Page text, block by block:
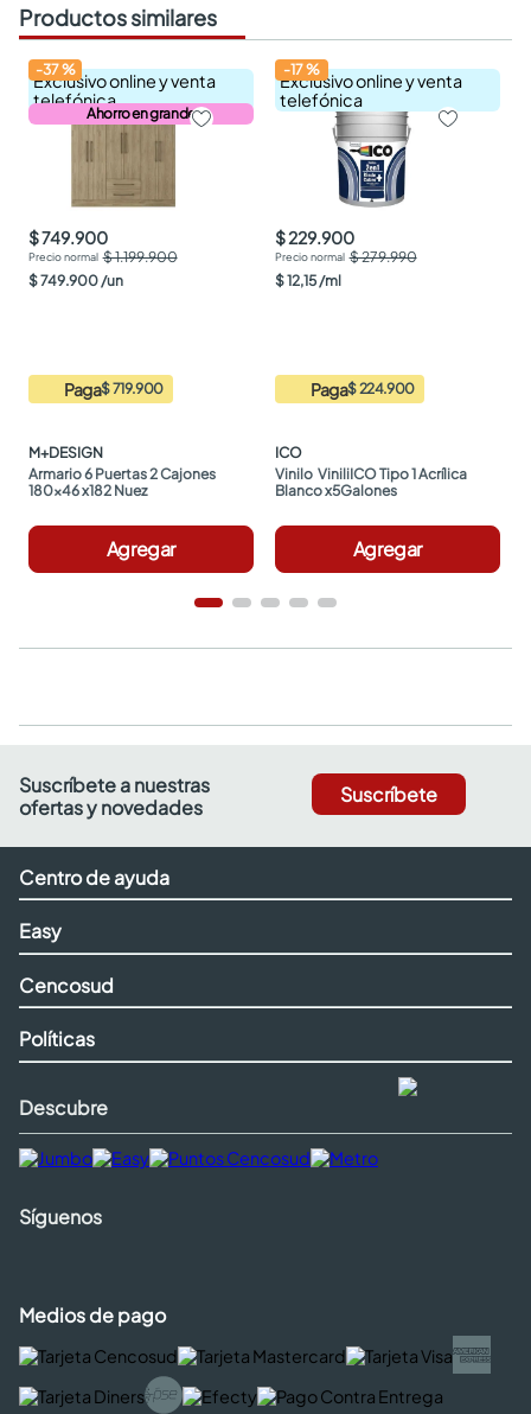
Productos similares
Exclusivo online y venta
telefónica
Ahorro en grande
-37%
$ 749.900
$ 1.199.900
$749.900 /un
Paga$ 719.900
M+DESIGN
Armario 6 Puertas 2 Cajones
180x46 x182 Nuez
Agregar
Exclusivo online y venta
telefónica
-17%
$ 229.900
$ 279.990
$12,15 /ml
Paga$ 224.900
ICO
Vinilo  ViniliICO Tipo 1 Acrílica
Blanco x5Galones
Agregar
Suscríbete a nuestras
ofertas y novedades
Suscríbete
Centro de ayuda
Easy
Cencosud
Políticas
Descubre
Síguenos
Medios de pago